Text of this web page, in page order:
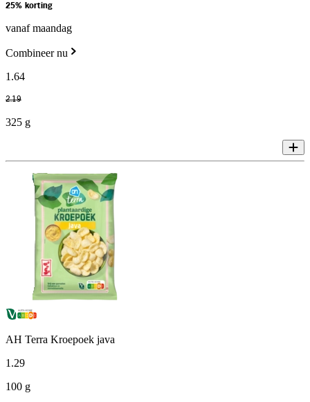
25% korting
vanaf maandag
Combineer nu
1.64
2.19
325 g
AH Terra Kroepoek java
1.29
100 g